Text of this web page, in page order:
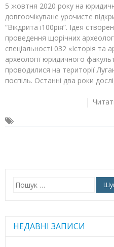
5 жовтня 2020 року на
довгоочікуване урочисте
“Вікдрита і100рія”. Ідея
проведення щорічних
спеціальності 032 «Історія та
археології юридичного
проводилися на території
поспіль. Останні два роки
Пошук:
НЕДАВНІ ЗАПИСИ